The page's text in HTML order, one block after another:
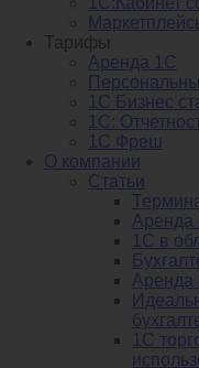
Тарифы
Аренда 1С
1С Бизнес
1С:
1C Фреш
О компании
Статьи
Аренда
1С в
Аренда
1С